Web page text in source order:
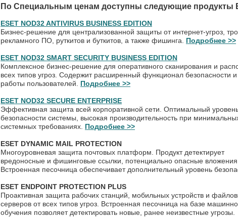
По Специальным ценам доступны следующие продукты
ESET NOD32 ANTIVIRUS BUSINESS EDITION
Бизнес-решение для централизованной защиты от интернет-угроз,
рекламного ПО, руткитов и буткитов, а также фишинга. Подробнее >>
ESET NOD32 SMART SECURITY BUSINESS EDITION
Комплексное бизнес-решение для оперативного сканирования и
всех типов угроз. Содержит расширенный функционал безопасности и
работы пользователей. Подробнее >>
ESET NOD32 SECURE ENTERPRISE
Эффективная защита всей корпоративной сети. Оптимальный
безопасности системы, высокая производительность при
системных требованиях. Подробнее >>
ESET DYNAMIC MAIL PROTECTION
Многоуровневая защита почтовых платформ. Продукт детектирует
вредоносные и фишинговые ссылки, потенциально опасные вложения
Встроенная песочница обеспечивает дополнительный уровень
ESET ENDPOINT PROTECTION PLUS
Проактивная защита рабочих станций, мобильных устройств и
серверов от всех типов угроз. Встроенная песочница на базе
обучения позволяет детектировать новые, ранее неизвестные угрозы.